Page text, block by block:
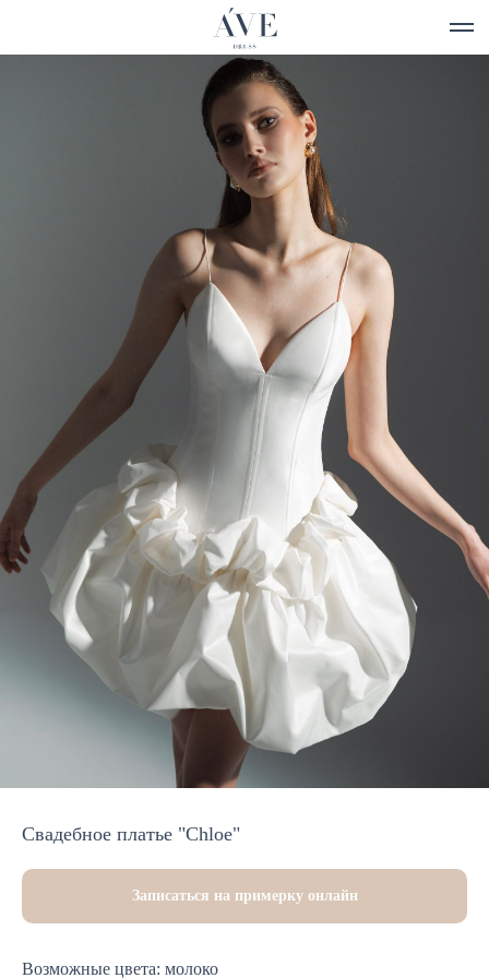
Свадебное платье "Chloe"
Записаться на примерку онлайн
Возможные цвета: молоко